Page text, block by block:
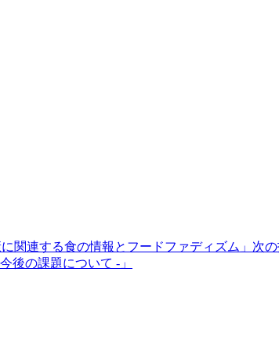
関連する食の情報とフードファディズム」 次
後の課題について -」